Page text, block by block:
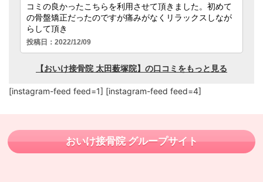
[instagram-feed feed=1] [instagram-feed feed=4]
おいけ接骨院 グループサイト